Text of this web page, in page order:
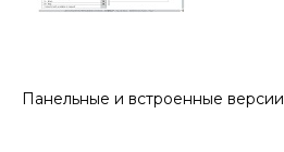
Панельные и встроенные версии